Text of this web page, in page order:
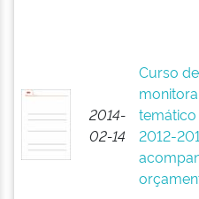
2014-
02-14
Curso de
temático
2012-